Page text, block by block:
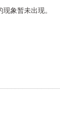
象暂未出现。